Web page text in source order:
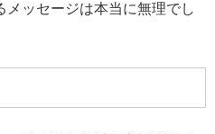
ッセージは本当に無理でし